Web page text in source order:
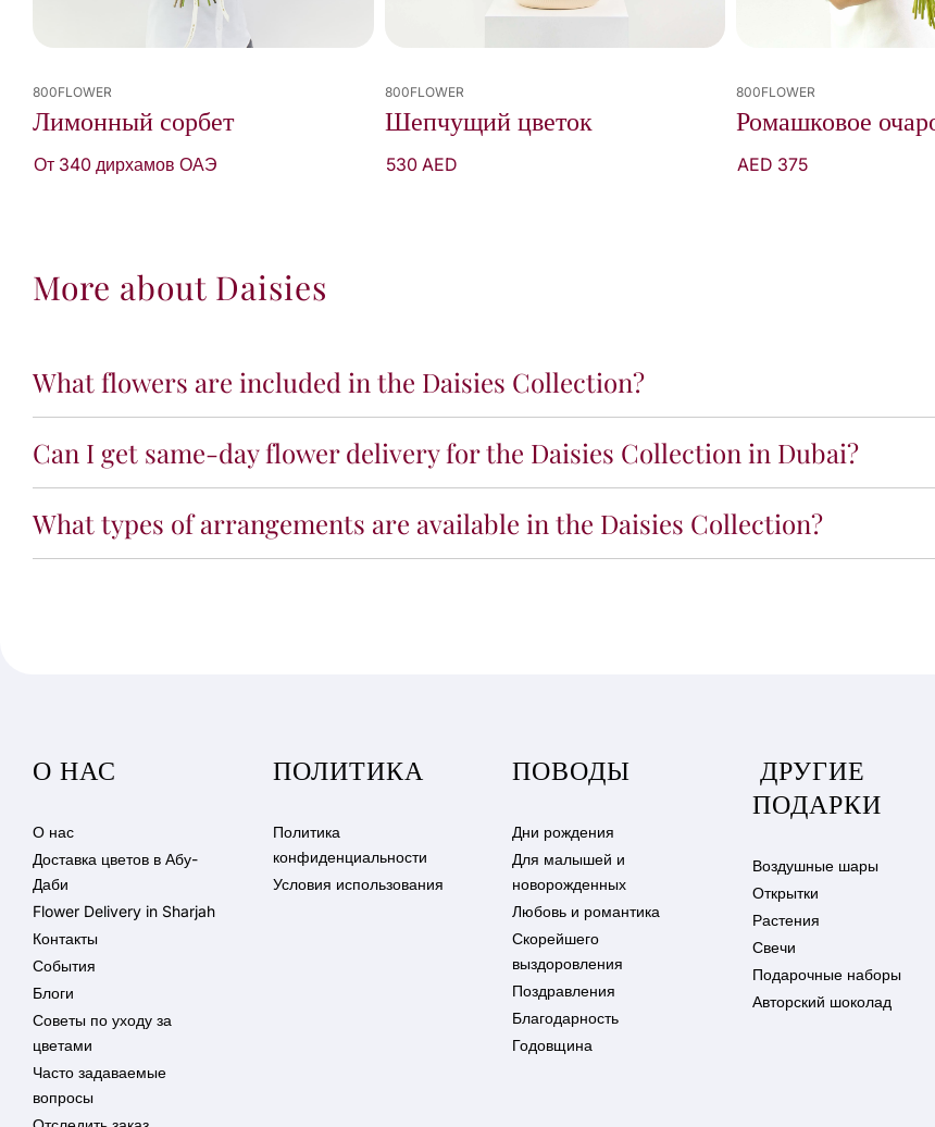
800FLOWER
Лимонный сорбет
От 340 дирхамов ОАЭ
800FLOWER
Шепчущий цветок
530 AED
800FLOWER
Ромашковое
AED 375
More about Daisies
What flowers are included in the Daisies Collection?
Can I get same-day flower delivery for the Daisies Collection in Dubai?
What types of arrangements are available in the Daisies Collection?
О НАС
О нас
Доставка цветов в Абу-
Даби
Flower Delivery in Sharjah
Контакты
События
Блоги
Советы по уходу за
цветами
Часто задаваемые
вопросы
ПОЛИТИКА
Политика
конфиденциальности
Условия использования
ПОВОДЫ
Дни рождения
Для малышей и
новорожденных
Любовь и романтика
Скорейшего
выздоровления
Поздравления
Благодарность
Годовщина
ДРУГИЕ
ПОДАРКИ
Воздушные шары
Открытки
Растения
Свечи
Подарочные наборы
Авторский шоколад